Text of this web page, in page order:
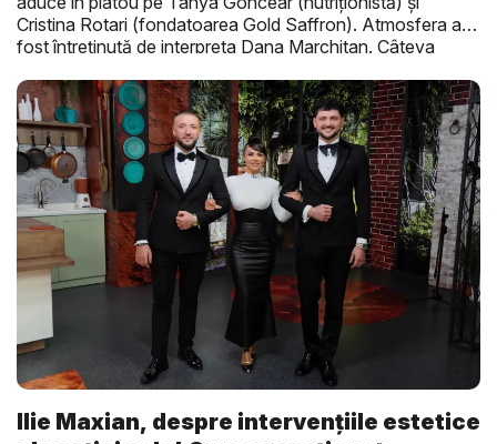
Cristina Rotari (fondatoarea Gold Saffron). Atmosfera a
fost întreținută de interpreta Dana Marchitan. Câteva
sus.
Ilie Maxian, despre intervențiile estetice